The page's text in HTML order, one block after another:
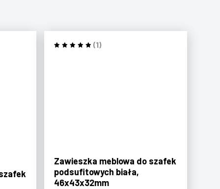
(1)
Zawieszka meblowa do szafek
podsufitowych biała,
46x43x32mm